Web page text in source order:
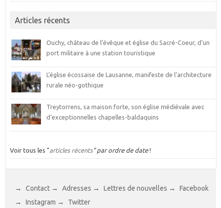
Articles récents
Ouchy, château de l’évêque et église du Sacré-Coeur, d’un
port militaire à une station touristique
L’église écossaise de Lausanne, manifeste de l’architecture
rurale néo-gothique
Treytorrens, sa maison forte, son église médiévale avec
d’exceptionnelles chapelles-baldaquins
Voir tous les "articles récents" par ordre de date!
→ Contact → Adresses → Lettres de nouvelles →
Facebook
→
Instagram → Twitter